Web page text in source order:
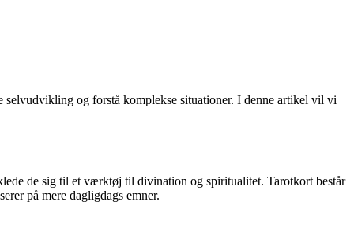
og forstå komplekse situationer. I denne artikel vil vi
de sig til et værktøj til divination og spiritualitet. Tarotkort består
på mere dagligdags emner.